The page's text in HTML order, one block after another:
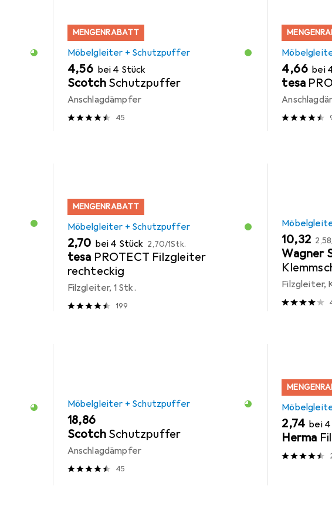
MENGENRABATT
Möbelgleiter + Schutzpuffer
EUR
4,56 bei 4 Stück
Scotch Schutzpuffer
Anschlagdämpfer
45
EUR
4,66 bei
tesa
MENGENRABATT
Möbelgleiter + Schutzpuffer
EUR
2,70 bei 4 Stück EUR
2,70/1Stk.
tesa PROTECT Filzgleiter
rechteckig
Filzgleiter, 1 Stk.
199
EUR
10,32 EUR
2,58
Wagner
Filzgleiter,
Möbelgleiter + Schutzpuffer
EUR
18,86
Scotch Schutzpuffer
Anschlagdämpfer
45
EUR
2,74 bei
Herma